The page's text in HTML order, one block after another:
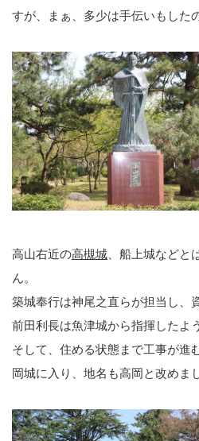
すが、まぁ、多少は手伝いもした
高山右近の高槻城 、船上城など
ん。
築城奉行は神尾之直らが担当し、
前田利長は魚津城から指揮したよ
そして、住める状態まで工事が進
岡城に入り、地名も高岡と改めま